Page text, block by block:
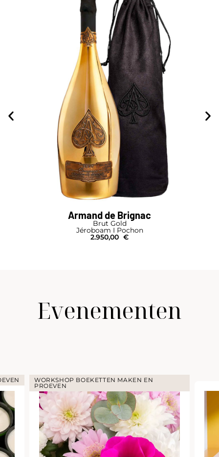
Armand de Brignac
Brut Gold
Jéroboam I Pochon
2.950,00 €
Evenementen
WORKSHOP BOEKETTEN MAKEN EN
PROEVEN